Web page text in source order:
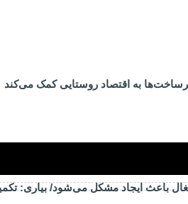
به اقتصاد روستایی کمک می‌کند
باعث ایجاد مشکل می‌شود/ بیاری: